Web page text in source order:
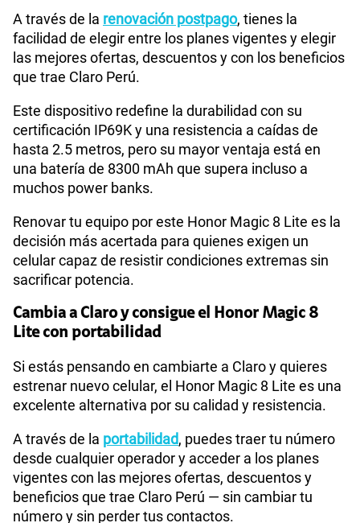
A través de la renovación postpago, tienes la
facilidad de elegir entre los planes vigentes y elegir
las mejores ofertas, descuentos y con los beneficios
que trae Claro Perú.
Este dispositivo redefine la durabilidad con su
certificación IP69K y una resistencia a caídas de
hasta 2.5 metros, pero su mayor ventaja está en
una batería de 8300 mAh que supera incluso a
muchos power banks.
Renovar tu equipo por este Honor Magic 8 Lite es la
decisión más acertada para quienes exigen un
celular capaz de resistir condiciones extremas sin
sacrificar potencia.
Cambia a Claro y consigue el Honor Magic 8
Lite con portabilidad
Si estás pensando en cambiarte a Claro y quieres
estrenar nuevo celular, el Honor Magic 8 Lite es una
excelente alternativa por su calidad y resistencia.
A través de la portabilidad, puedes traer tu número
desde cualquier operador y acceder a los planes
vigentes con las mejores ofertas, descuentos y
beneficios que trae Claro Perú — sin cambiar tu
número y sin perder tus contactos.